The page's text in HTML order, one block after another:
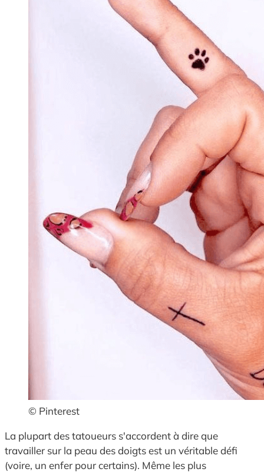
© Pinterest
La plupart des tatoueurs s'accordent à dire que
travailler sur la peau des doigts est un véritable défi
(voire, un enfer pour certains). Même les plus